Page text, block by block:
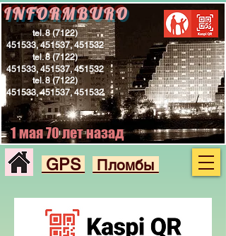
INFORMBURO
tel.8 (7122)
451533, 451537, 451532
tel.8 (7122)
451533, 451537, 451532
tel.8 (7122)
451533, 451537, 451532
GPS Пломбы
1 мая 70 лет назад